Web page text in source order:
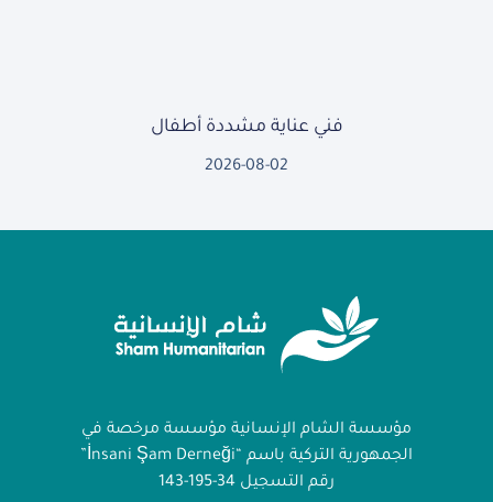
فني عناية مشددة أطفال
2026-08-02
مؤسسة الشام الإنسانية مؤسسة مرخصة في
الجمهورية التركية باسم “İnsani Şam Derneği”
رقم التسجيل 34-195-143